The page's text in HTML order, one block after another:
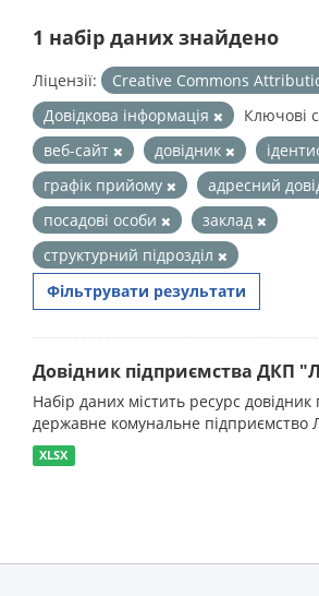
1 набір даних знайдено
Ліцензії: Creative Commons
Довідкова інформація
Ключові
веб-сайт
довідник
графік прийому
адресний
посадові особи
заклад
структурний підрозділ
Фільтрувати результати
Довідник підприємства ДКП
Набір даних містить ресурс довідник
державне комунальне підприємство
XLSX